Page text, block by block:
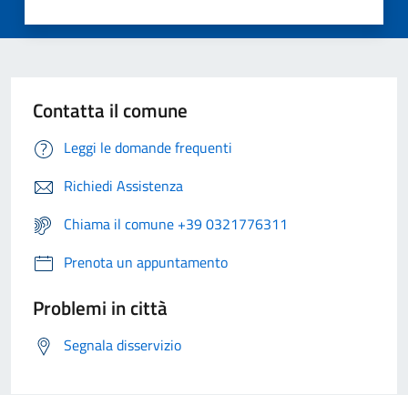
Contatta il comune
Leggi le domande frequenti
Richiedi Assistenza
Chiama il comune +39 0321776311
Prenota un appuntamento
Problemi in città
Segnala disservizio